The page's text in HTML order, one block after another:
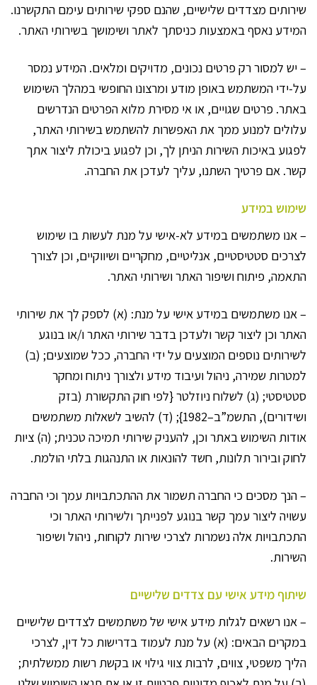
שירותים מצדדים שלישיים, שהנם ספקי שירותים עימם התקשרנו.
המידע נאסף באמצעות כניסתך לאתר ושימושך בשירותי האתר.
– יש למסור רק פרטים נכונים, מדויקים ומלאים. המידע נמסר
על-ידי המשתמש באופן מודע ומרצונו החופשי במהלך השימוש
באתר. פרטים שגויים, או אי מסירת מלוא הפרטים הנדרשים
עלולים למנוע ממך את האפשרות להשתמש בשירותי האתר,
לפגוע באיכות השירות הניתן לך, וכן לפגוע ביכולת ליצור אתך
קשר. אם פרטיך השתנו, עליך לעדכן את החברה.
שימוש במידע
– אנו משתמשים במידע לא-אישי על מנת לעשות בו שימוש
לצרכים סטטיסטיים, אנליטיים, מחקריים ושיווקיים, וכן לצורך
התאמה, פיתוח ושיפור האתר ושירותי האתר.
– אנו משתמשים במידע אישי על מנת: (א) לספק לך את שירותי
האתר וכן ליצור קשר ולעדכן בדבר שירותי האתר ו/או בנוגע
לשירותים נוספים המוצעים על ידי החברה, ככל שמוצעים; (ב)
למטרות שמירה, ניהול ועיבוד מידע ולצורך ניתוח ומחקר
סטטיסטי; (ג) לשלוח ניוזלטר {לפי חוק התקשורת (בזק
ושידורים), התשמ”ב–1982}; (ד) להשיב לשאלות משתמשים
אודות השימוש באתר וכן, להעניק שירותי תמיכה טכנית; (ה) ציות
לחוק ובירור תלונות, חשד להונאות או התנהגות בלתי הולמת.
– הנך מסכים כי החברה תשמור את ההתכתבויות עמך וכי החברה
עשויה ליצור עמך קשר בנוגע לפנייתך ולשירותי האתר וכי
התכתבויות אלה נשמרות לצרכי שירות לקוחות, ניהול ושיפור
השירות.
שיתוף מידע אישי עם צדדים שלישיים
– אנו רשאים לגלות מידע אישי של משתמשים לצדדים שלישיים
במקרים הבאים: (א) על מנת לעמוד בדרישות כל דין, לצרכי
הליך משפטי, צווים, לרבות צווי גילוי או בקשת רשות ממשלתית;